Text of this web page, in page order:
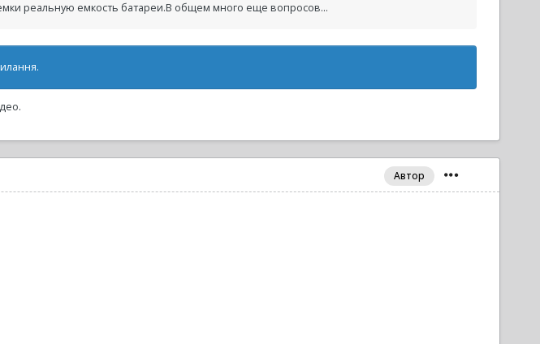
реальную емкость батареи.В общем много еще вопросов...
Автор